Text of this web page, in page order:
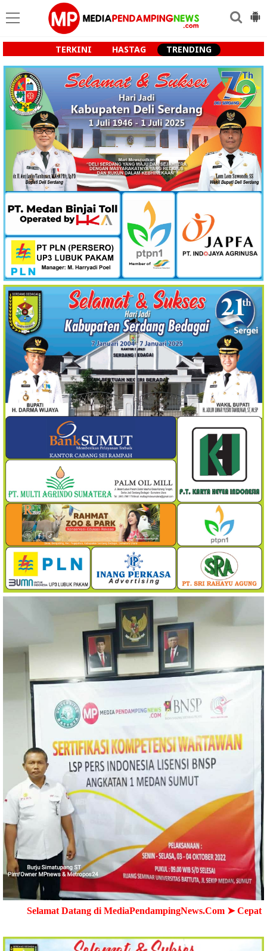
TERKINI HASTAG TRENDING
Datang di MediaPendampingNews.Com ➤ Cepat - Akurat -